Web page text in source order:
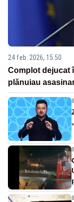
24 feb. 2026, 15:50
Complot dejucat
plănuiau